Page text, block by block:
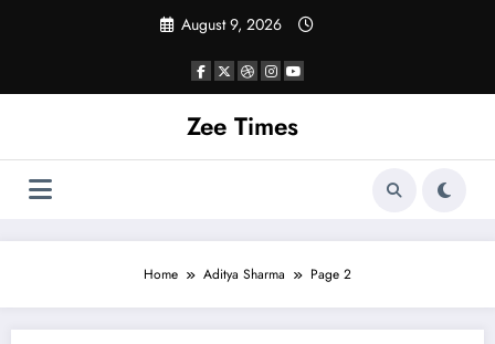
August 9, 2026
Zee Times
Home Aditya Sharma Page 2